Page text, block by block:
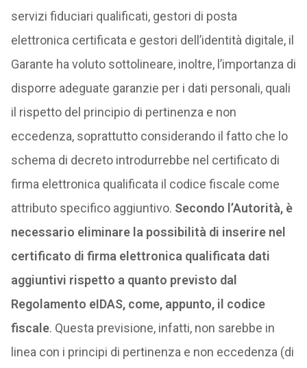
servizi fiduciari qualificati, gestori di posta
elettronica certificata e gestori dell’identità digitale, il
Garante ha voluto sottolineare, inoltre, l’importanza di
disporre adeguate garanzie per i dati personali, quali
il rispetto del principio di pertinenza e non
eccedenza, soprattutto considerando il fatto che lo
schema di decreto introdurrebbe nel certificato di
firma elettronica qualificata il codice fiscale come
attributo specifico aggiuntivo. Secondo l’Autorità, è
necessario eliminare la possibilità di inserire nel
certificato di firma elettronica qualificata dati
aggiuntivi rispetto a quanto previsto dal
Regolamento eIDAS, come, appunto, il codice
fiscale. Questa previsione, infatti, non sarebbe in
linea con i principi di pertinenza e non eccedenza (di